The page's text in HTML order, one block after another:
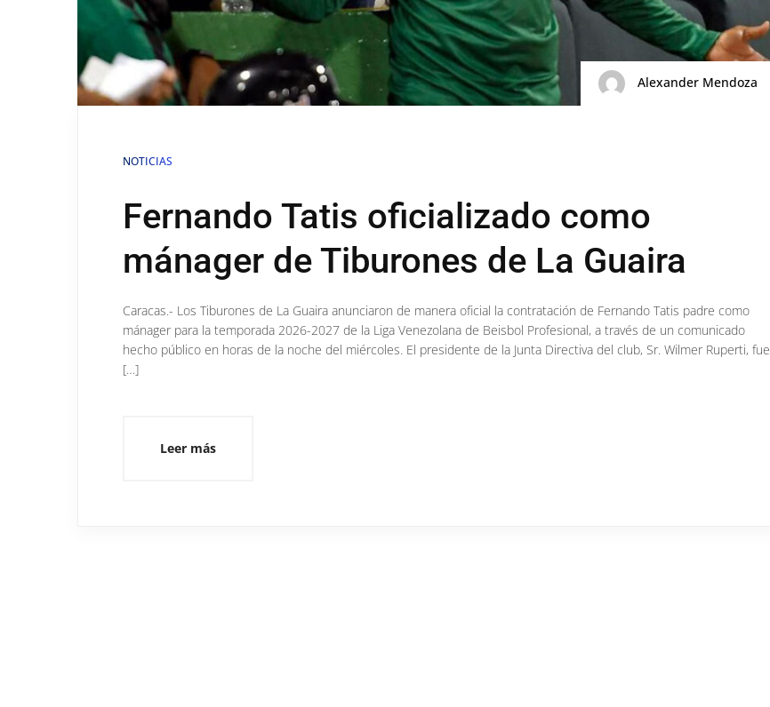
Alexander Mendoza
NOTICIAS
Fernando Tatis oficializado como
mánager de Tiburones de La Guaira
Caracas.- Los Tiburones de La Guaira anunciaron de manera oficial la contratación de Fernando Tatis padre como
mánager para la temporada 2026-2027 de la Liga Venezolana de Beisbol Profesional, a través de un comunicado
hecho público en horas de la noche del miércoles. El presidente de la Junta Directiva del club, Sr. Wilmer Ruperti, fue
[…]
Leer más